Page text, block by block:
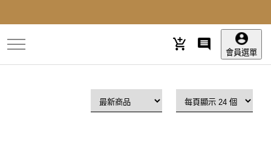
到
主
要
內
會員選單